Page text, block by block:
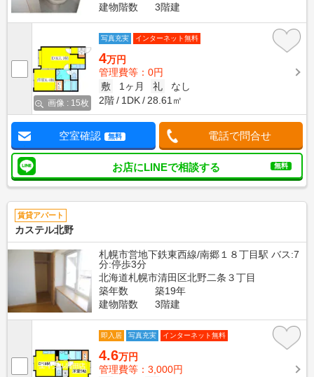
建物階数
3階建
画像 : 15枚
写真充実 インターネット無料
4万円
管理費等：0円
敷
1ヶ月 礼
なし
2階
1DK 28.61㎡
空室確認 無料 電話で問合せ
お店にLINEで相談する 無料
賃貸アパート
カステル北野
札幌市営地下鉄東西線/南郷１８丁目駅 バス:7
分:停歩3分
北海道札幌市清田区北野二条３丁目
築年数
築19年
建物階数
3階建
即入居 写真充実 インターネット無料
4.6万円
管理費等：3,000円